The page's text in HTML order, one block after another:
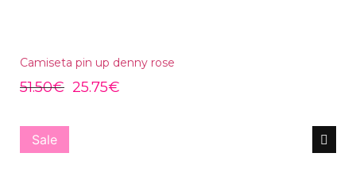
Camiseta pin up denny rose
51.50€ 25.75€
Sale